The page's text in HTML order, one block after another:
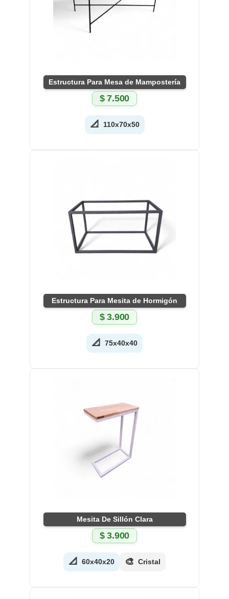
Estructura Para Mesa de Mampostería
$7.500
📐 110x70x50
Estructura Para Mesita de Hormigón
$3.900
📐 75x40x40
Mesita De Sillón Clara
$3.900
📐 60x40x20 🎨 Cristal